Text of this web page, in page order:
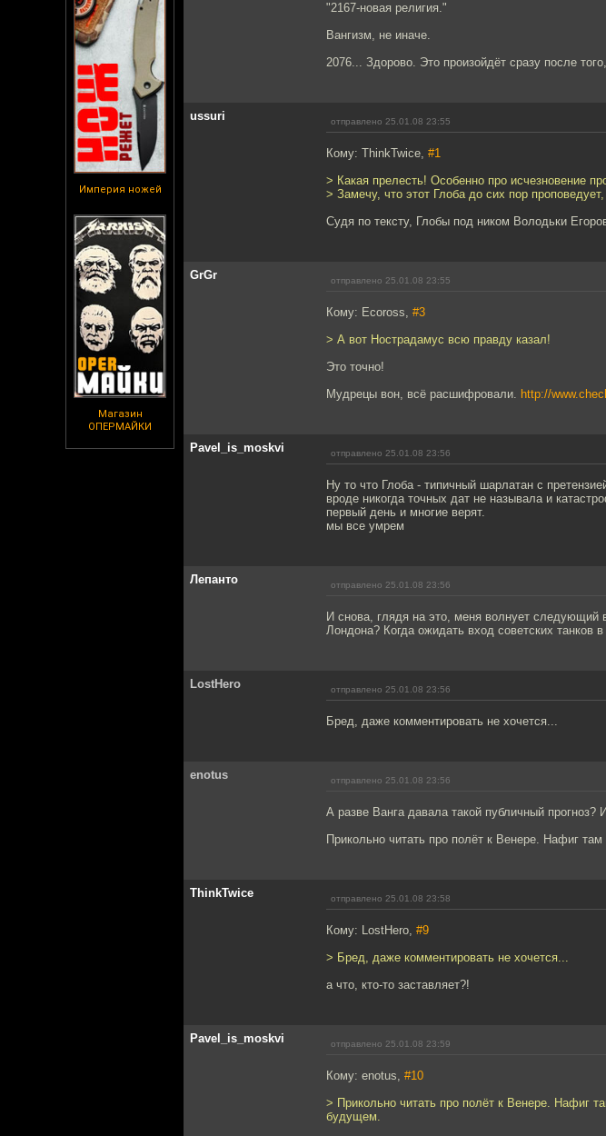
Империя ножей
Магазин
ОПЕРМАЙКИ
"2167-новая религия."
Вангизм, не иначе.
2076... Здорово. Это произойдёт сразу после
ussuri отправлено 25.01.08 23:55
Кому: ThinkTwice, #1
> Какая прелесть! Особенно про исчезновение
> Замечу, что этот Глоба до сих пор проповедует,
Судя по тексту, Глобы под ником Володьки
GrGr отправлено 25.01.08 23:55
Кому: Ecoross, #3
> А вот Нострадамус всю правду казал!
Это точно!
Мудрецы вон, всё расшифровали. http://
Pavel_is_moskvi отправлено 25.01.08 23:56
Ну то что Глоба - типичный шарлатан с
вроде никогда точных дат не называла и
первый день и многие верят.
мы все умрем
Лепанто отправлено 25.01.08 23:56
И снова, глядя на это, меня волнует следующий
Лондона? Когда ожидать вход советских танков
LostHero отправлено 25.01.08 23:56
Бред, даже комментировать не хочется...
enotus отправлено 25.01.08 23:56
А разве Ванга давала такой публичный прогноз?
Прикольно читать про полёт к Венере. Нафиг
ThinkTwice отправлено 25.01.08 23:58
Кому: LostHero, #9
> Бред, даже комментировать не хочется...
а что, кто-то заставляет?!
Pavel_is_moskvi отправлено 25.01.08 23:59
Кому: enotus, #10
> Прикольно читать про полёт к Венере. Нафиг
будущем.